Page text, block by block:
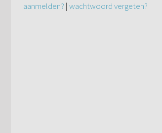
aanmelden? | wachtwoord vergeten?